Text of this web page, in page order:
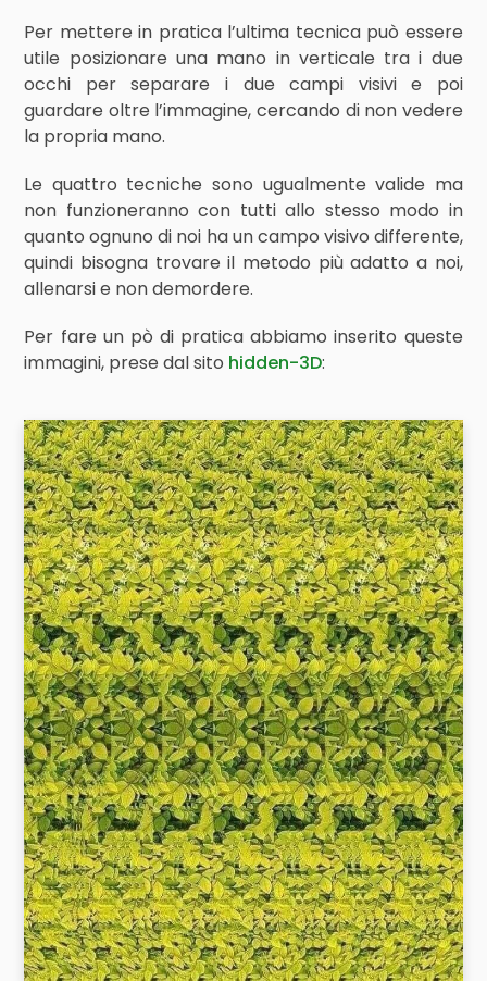
Per mettere in pratica l’ultima tecnica può essere
utile posizionare una mano in verticale tra i due
occhi per separare i due campi visivi e poi
guardare oltre l’immagine, cercando di non vedere
la propria mano.
Le quattro tecniche sono ugualmente valide ma
non funzioneranno con tutti allo stesso modo in
quanto ognuno di noi ha un campo visivo differente,
quindi bisogna trovare il metodo più adatto a noi,
allenarsi e non demordere.
Per fare un pò di pratica abbiamo inserito queste
immagini, prese dal sito hidden-3D: